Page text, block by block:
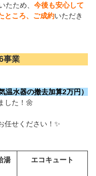
たため、 今後も安心して
ところ、ご成約いただき
事業
温水器の撤去加算2万円）
した！🌼
任せください！✨
湯
エコキュート